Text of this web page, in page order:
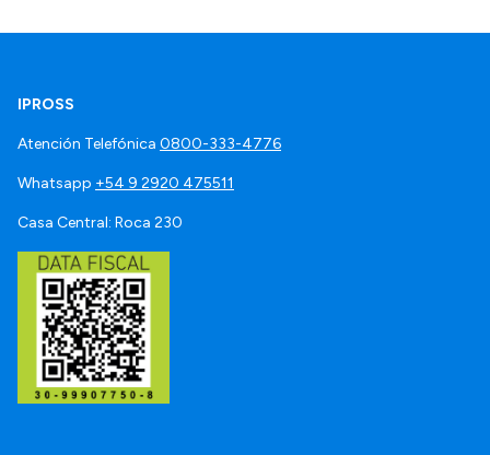
IPROSS
Atención Telefónica 0800-333-4776
Whatsapp +54 9 2920 475511
Casa Central: Roca 230